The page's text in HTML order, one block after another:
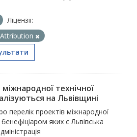
Ліцензії:
технічної
на Львівщині
перелік проектів міжнародної
яких є Львівська